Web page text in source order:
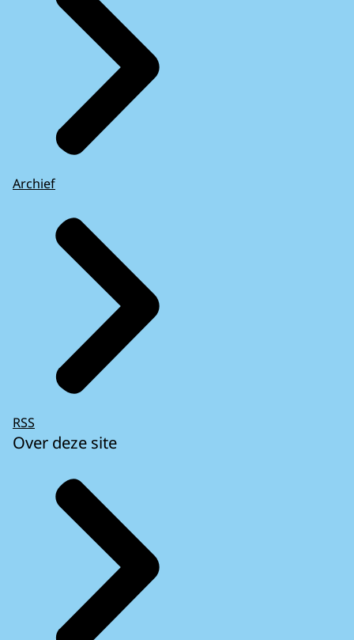
Archief
RSS
Over deze site